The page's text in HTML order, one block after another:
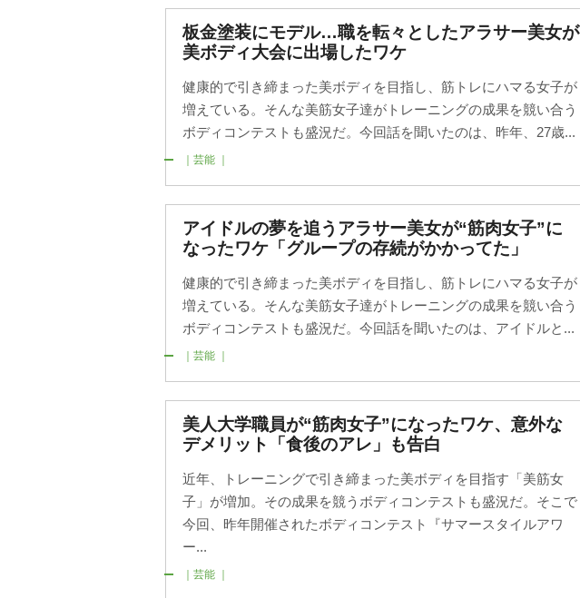
板金塗装にモデル…職を転々としたアラサー美女が
美ボディ大会に出場したワケ
健康的で引き締まった美ボディを目指し、筋トレにハマる女子が
増えている。そんな美筋女子達がトレーニングの成果を競い合う
ボディコンテストも盛況だ。今回話を聞いたのは、昨年、27歳...
｜芸能 ｜
アイドルの夢を追うアラサー美女が“筋肉女子”に
なったワケ「グループの存続がかかってた」
健康的で引き締まった美ボディを目指し、筋トレにハマる女子が
増えている。そんな美筋女子達がトレーニングの成果を競い合う
ボディコンテストも盛況だ。今回話を聞いたのは、アイドルと...
｜芸能 ｜
美人大学職員が“筋肉女子”になったワケ、意外な
デメリット「食後のアレ」も告白
近年、トレーニングで引き締まった美ボディを目指す「美筋女
子」が増加。その成果を競うボディコンテストも盛況だ。そこで
今回、昨年開催されたボディコンテスト『サマースタイルアワ
ー...
｜芸能 ｜